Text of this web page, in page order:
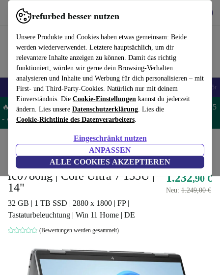
refurbed besser nutzen
Unsere Produkte und Cookies haben etwas gemeinsam: Beide
werden wiederverwendet. Letztere hauptsächlich, um dir
relevantere Inhalte anzeigen zu können. Damit das richtig
funktioniert, würden wir gerne dein Browsing-Verhalten
analysieren und Inhalte und Werbung für dich personalisieren – mit
First- und Third-Party-Cookies. Natürlich nur mit deinem
Einverständnis. Die Cookie-Einstellungen kannst du jederzeit
ändern. Lies unsere Datenschutzerklärung. Lies die
Cookie-Richtlinie des Datenverarbeiters.
Eingeschränkt nutzen
ANPASSEN
ALLE COOKIES AKZEPTIEREN
refurbed schnell und einfach nutzen
🎒 Back to school Handys Laptops Tablets Smartwatches Zubehör
🔥 Spare 5% EXTRA auf MacBooks und iPads – Code: MACPAD5
- AGB
Laptops HP Laptops
HP Envy x360 2-in-1 14-
fc0780ng | Core Ultra 7 155U |
14"
32 GB | 1 TB SSD | 2880 x 1800 | FP |
Tastaturbeleuchtung | Win 11 Home | DE
(Bewertungen werden gesammelt)
1.232,90 €
Neu: 1.249,00 €